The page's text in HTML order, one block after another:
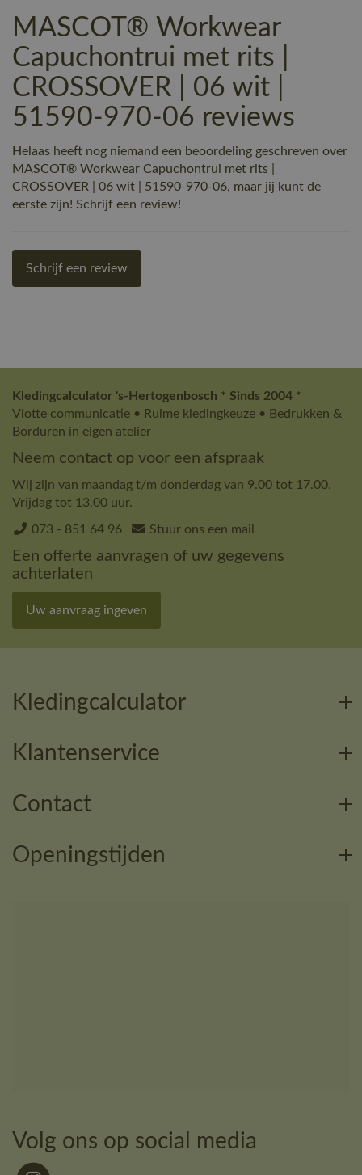
MASCOT® Workwear
Capuchontrui met rits |
CROSSOVER | 06 wit |
51590-970-06 reviews
Helaas heeft nog niemand een beoordeling geschreven over
MASCOT® Workwear Capuchontrui met rits |
CROSSOVER | 06 wit | 51590-970-06, maar jij kunt de
eerste zijn! Schrijf een review!
Schrijf een review
Kledingcalculator 's-Hertogenbosch * Sinds 2004 *
Vlotte communicatie • Ruime kledingkeuze • Bedrukken &
Borduren in eigen atelier
Neem contact op voor een afspraak
Wij zijn van maandag t/m donderdag van 9.00 tot 17.00.
Vrijdag tot 13.00 uur.
073 - 851 64 96 Stuur ons een mail
Een offerte aanvragen of uw gegevens
achterlaten
Uw aanvraag ingeven
Kledingcalculator
Klantenservice
Contact
Openingstijden
Volg ons op social media